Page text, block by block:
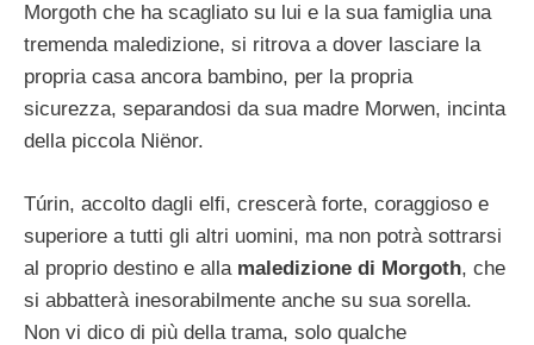
Morgoth che ha scagliato su lui e la sua famiglia una
tremenda maledizione, si ritrova a dover lasciare la
propria casa ancora bambino, per la propria
sicurezza, separandosi da sua madre Morwen, incinta
della piccola Niënor.
Túrin, accolto dagli elfi, crescerà forte, coraggioso e
superiore a tutti gli altri uomini, ma non potrà sottrarsi
al proprio destino e alla maledizione di Morgoth, che
si abbatterà inesorabilmente anche su sua sorella.
Non vi dico di più della trama, solo qualche